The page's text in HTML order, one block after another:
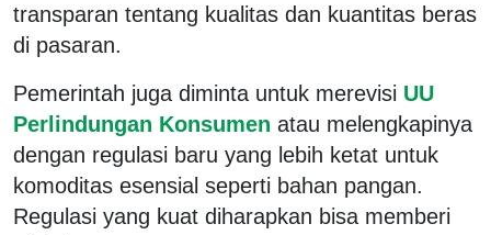
transparan tentang kualitas dan kuantitas beras
di pasaran.
Pemerintah juga diminta untuk merevisi UU
Perlindungan Konsumen atau melengkapinya
dengan regulasi baru yang lebih ketat untuk
komoditas esensial seperti bahan pangan.
Regulasi yang kuat diharapkan bisa memberi